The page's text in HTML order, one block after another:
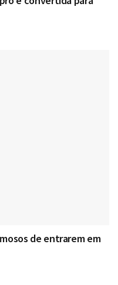
de entrarem em